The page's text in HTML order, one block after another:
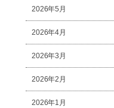
2026年5月
2026年4月
2026年3月
2026年2月
2026年1月